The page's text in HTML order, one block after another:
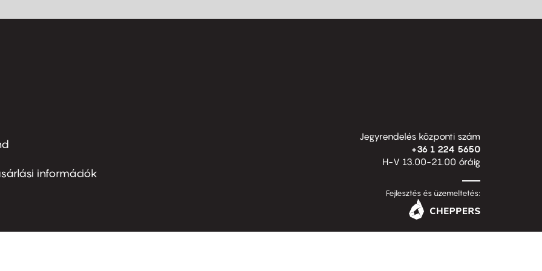
információk
Jegyrendelés központi szám
+36 1 224 5650
H-V 13.00-21.00 óráig
Fejlesztés és üzemeltetés: